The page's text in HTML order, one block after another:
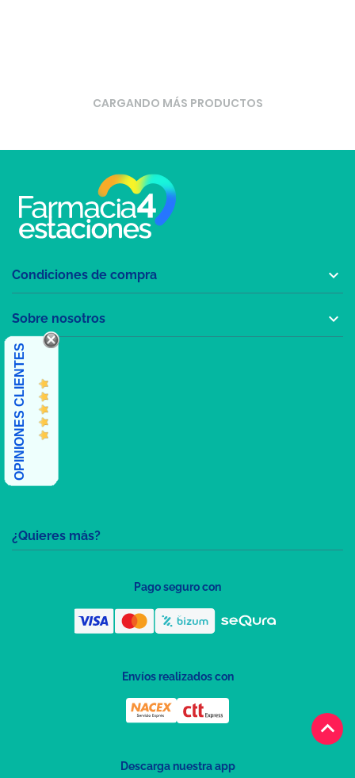
CARGANDO MÁS PRODUCTOS
keyboard_arrow_up
¿Quieres más?
Condiciones de compra 
Sobre nosotros 
OPINIONES CLIENTES
Pago seguro con
Envíos realizados con
Descarga nuestra app